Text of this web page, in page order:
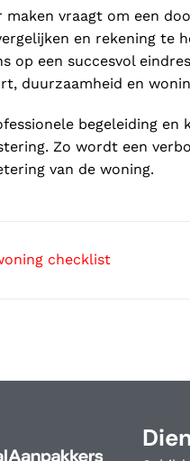
maken vraagt om een
en rekening te
op een succesvol
duurzaamheid en
begeleiding
Zo wordt een
van de woning.
checklist